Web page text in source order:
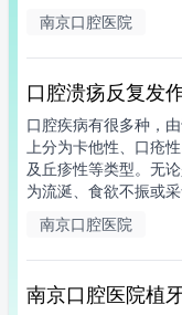
南京口腔医院
口腔溃疡反复发
口腔疾病有很多种，
上分为卡他性、口疮
及丘疹性等类型。无
为流涎、食欲不振或
南京口腔医院
南京口腔医院植